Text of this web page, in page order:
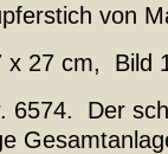
von
x 27 cm, Bild
6574. Der